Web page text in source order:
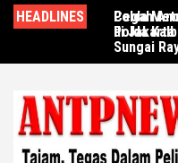
SkipHEADLINES
Polda
di Jakarta
Cegah
Polda
Sungai